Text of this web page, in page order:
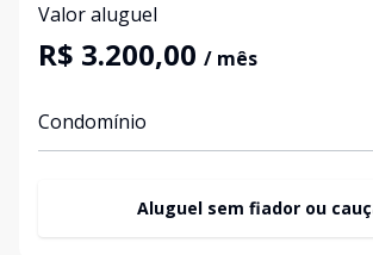
Valor aluguel
R$ 3.200,00 / mês
Condomínio
Aluguel sem fiador ou